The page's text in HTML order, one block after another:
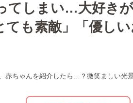
てしまい…大好き
も素敵」「優しい
赤ちゃんを紹介したら…？微笑ましい光